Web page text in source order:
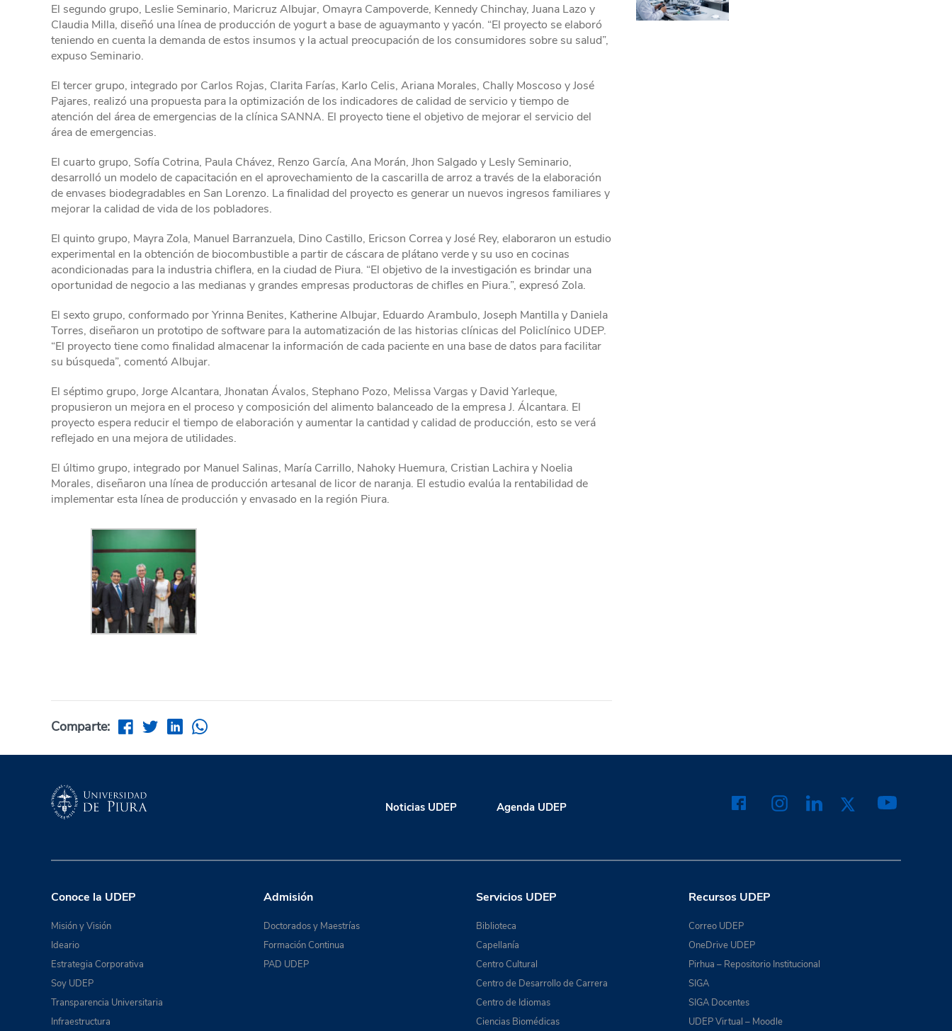
El segundo grupo, Leslie Seminario, Maricruz Albujar, Omayra Campoverde, Kennedy Chinchay, Juana Lazo y
Claudia Milla, diseñó una línea de producción de yogurt a base de aguaymanto y yacón. “El proyecto se elaboró
teniendo en cuenta la demanda de estos insumos y la actual preocupación de los consumidores sobre su salud”,
expuso Seminario.
El tercer grupo, integrado por Carlos Rojas, Clarita Farías, Karlo Celis, Ariana Morales, Chally Moscoso y José
Pajares, realizó una propuesta para la optimización de los indicadores de calidad de servicio y tiempo de
atención del área de emergencias de la clínica SANNA. El proyecto tiene el objetivo de mejorar el servicio del
área de emergencias.
El cuarto grupo, Sofía Cotrina, Paula Chávez, Renzo García, Ana Morán, Jhon Salgado y Lesly Seminario,
desarrolló un modelo de capacitación en el aprovechamiento de la cascarilla de arroz a través de la elaboración
de envases biodegradables en San Lorenzo. La finalidad del proyecto es generar un nuevos ingresos familiares y
mejorar la calidad de vida de los pobladores.
El quinto grupo, Mayra Zola, Manuel Barranzuela, Dino Castillo, Ericson Correa y José Rey, elaboraron un estudio
experimental en la obtención de biocombustible a partir de cáscara de plátano verde y su uso en cocinas
acondicionadas para la industria chiflera, en la ciudad de Piura. “El objetivo de la investigación es brindar una
oportunidad de negocio a las medianas y grandes empresas productoras de chifles en Piura.”, expresó Zola.
El sexto grupo, conformado por Yrinna Benites, Katherine Albujar, Eduardo Arambulo, Joseph Mantilla y Daniela
Torres, diseñaron un prototipo de software para la automatización de las historias clínicas del Policlínico UDEP.
“El proyecto tiene como finalidad almacenar la información de cada paciente en una base de datos para facilitar
su búsqueda”, comentó Albujar.
El séptimo grupo, Jorge Alcantara, Jhonatan Ávalos, Stephano Pozo, Melissa Vargas y David Yarleque,
propusieron un mejora en el proceso y composición del alimento balanceado de la empresa J. Álcantara. El
proyecto espera reducir el tiempo de elaboración y aumentar la cantidad y calidad de producción, esto se verá
reflejado en una mejora de utilidades.
El último grupo, integrado por Manuel Salinas, María Carrillo, Nahoky Huemura, Cristian Lachira y Noelia
Morales, diseñaron una línea de producción artesanal de licor de naranja. El estudio evalúa la rentabilidad de
implementar esta línea de producción y envasado en la región Piura.
Comparte:
Noticias UDEP Agenda UDEP
Conoce la UDEP
Misión y Visión
Ideario
Estrategia Corporativa
Soy UDEP
Transparencia Universitaria
Infraestructura
Admisión
Doctorados y Maestrías
Formación Continua
PAD UDEP
Servicios UDEP
Biblioteca
Capellanía
Centro Cultural
Centro de Desarrollo de Carrera
Centro de Idiomas
Ciencias Biomédicas
Recursos UDEP
Correo UDEP
OneDrive UDEP
Pirhua – Repositorio Institucional
SIGA
SIGA Docentes
UDEP Virtual – Moodle